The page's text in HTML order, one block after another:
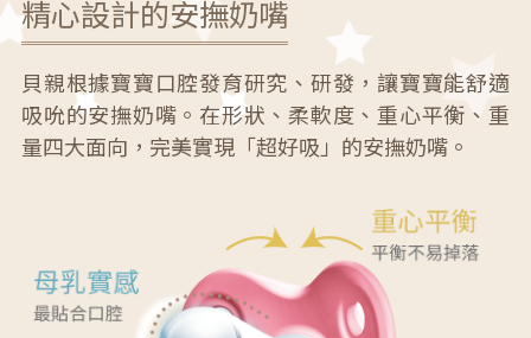
精心設計的安撫奶嘴
貝親根據寶寶口腔發育研究、研發，讓寶寶能舒適
吸吮的安撫奶嘴。在形狀、柔軟度、重心平衡、重
量四大面向，完美實現「超好吸」的安撫奶嘴。